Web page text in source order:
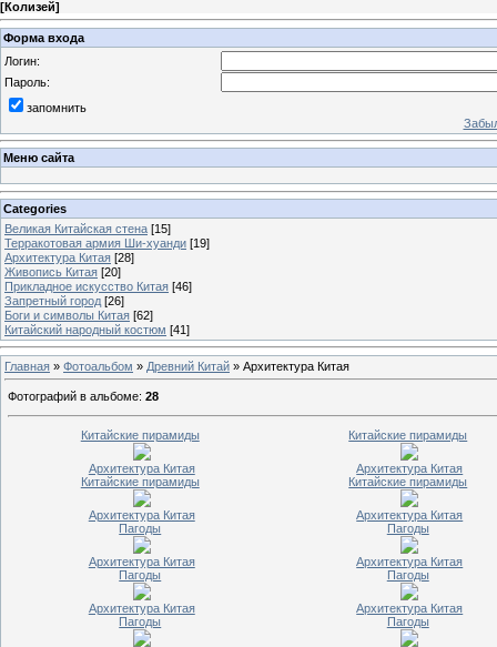
[Колизей]
Форма входа
Логин:
Пароль:
запомнить
Меню сайта
Categories
Великая Китайская стена [15]
Терракотовая армия Ши-хуанди [19]
Архитектура Китая [28]
Живопись Китая [20]
Прикладное искусство Китая [46]
Запретный город [26]
Боги и символы Китая [62]
Китайский народный костюм [41]
Главная » Фотоальбом » Древний Китай » Архитектура Китая
Фотографий в альбоме: 28
Китайские пирамиды
Архитектура Китая
Китайские пирамиды
Архитектура Китая
Китайские пирамиды
Архитектура Китая
Китайские пирамиды
Архитектура Китая
Пагоды
Архитектура Китая
Пагоды
Архитектура Китая
Пагоды
Архитектура Китая
Пагоды
Архитектура Китая
Пагоды
Пагоды